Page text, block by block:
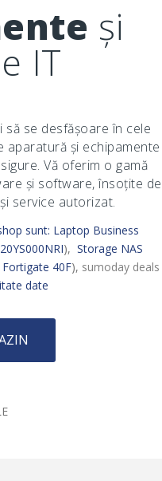
și
IT
să se desfășoare în cele
aparatură și echipamente
Vă oferim o gamă
și software, însoțite de
service autorizat.
sunt: Laptop Business
), Storage NAS
Fortigate 40F), sumoday deals
date